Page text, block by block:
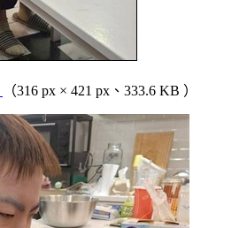
（316 px × 421 px、333.6 KB ）